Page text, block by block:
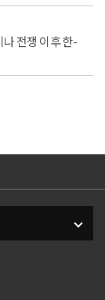
전쟁 이후 한-